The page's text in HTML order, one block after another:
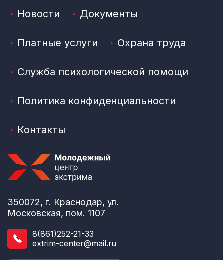
350072, г. Краснодар, ул.
Московская, пом. 1107
8(861)252-21-33
extrim-center@mail.ru
Новости Документы
Платные услуги Охрана труда
Служба психологической помощи
Политика конфиденциальности
Контакты